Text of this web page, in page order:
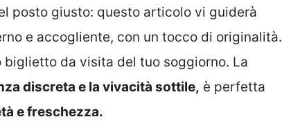
posto giusto: questo articolo vi guiderà
e accogliente, con un tocco di originalità.
da visita del tuo soggiorno. La
discreta e la vivacità sottile, è perfetta
e freschezza.